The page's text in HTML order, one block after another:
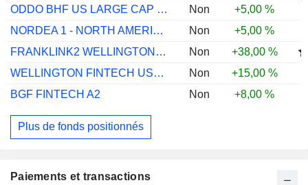
ODDO BHF US LARGE CAP CR-EUR
Non
+5,00 %
NORDEA 1 - NORTH AMERICAN VALUE BP USD
Non
+5,00 %
FRANKLINK2 WELLINGTONTCH LS I PFACCUSDH4
Non
+38,00 %
WELLINGTON FINTECH USD D AC
Non
+15,00 %
BGF FINTECH A2
Non +8,00 %
Plus de fonds positionnés
Paiements et transactions